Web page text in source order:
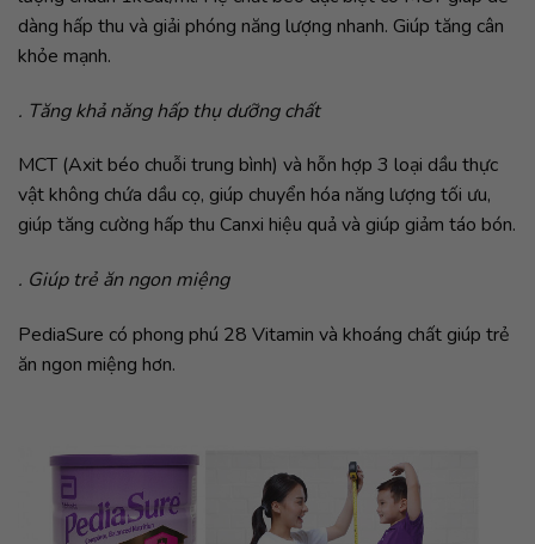
dàng hấp thu và giải phóng năng lượng nhanh. Giúp tăng cân
khỏe mạnh.
. Tăng khả năng hấp thụ dưỡng chất
MCT (Axit béo chuỗi trung bình) và hỗn hợp 3 loại dầu thực
vật không chứa dầu cọ, giúp chuyển hóa năng lượng tối ưu,
giúp tăng cường hấp thu Canxi hiệu quả và giúp giảm táo bón.
. Giúp trẻ ăn ngon miệng
PediaSure có phong phú 28 Vitamin và khoáng chất giúp trẻ
ăn ngon miệng hơn.